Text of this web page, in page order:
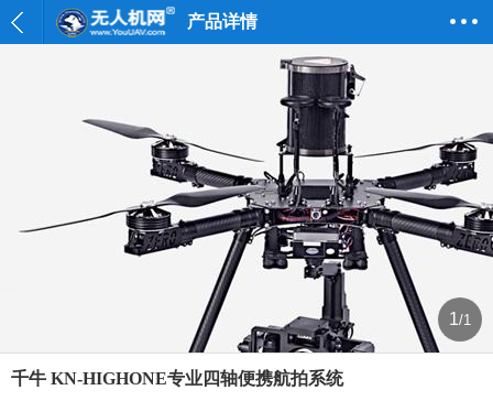
产品详情
1/1
千牛 KN-HIGHONE专业四轴便携航拍系统